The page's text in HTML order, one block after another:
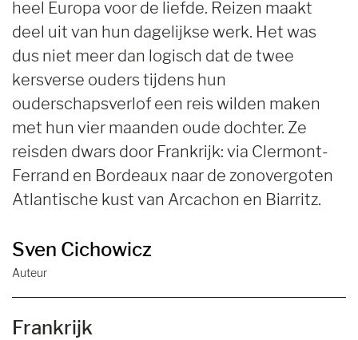
heel Europa voor de liefde. Reizen maakt
deel uit van hun dagelijkse werk. Het was
dus niet meer dan logisch dat de twee
kersverse ouders tijdens hun
ouderschapsverlof een reis wilden maken
met hun vier maanden oude dochter. Ze
reisden dwars door Frankrijk: via Clermont-
Ferrand en Bordeaux naar de zonovergoten
Atlantische kust van Arcachon en Biarritz.
Sven Cichowicz
Auteur
Frankrijk